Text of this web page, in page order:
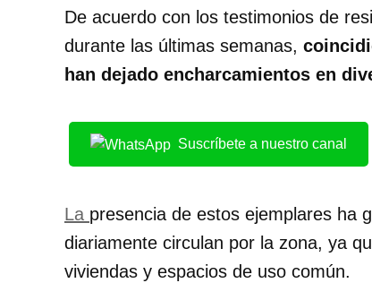
De acuerdo con los testimonios de
durante las últimas semanas,
han dejado encharcamientos en
Suscríbete a nuestro canal
La presencia de estos ejemplares ha
diariamente circulan por la zona, ya
viviendas y espacios de uso común.